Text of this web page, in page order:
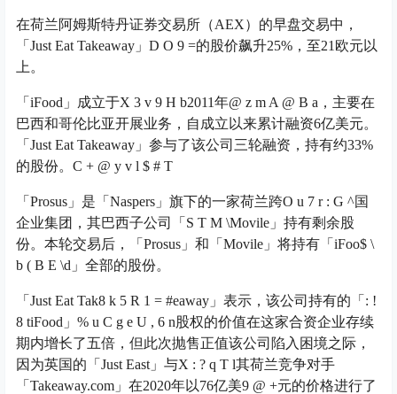
在荷兰阿姆斯特丹证券交易所（AEX）的早盘交易中，
「Just Eat Takeaway」 D O 9 =的股价飙升25%，至21欧元以
上。
「iFood」成立于X 3 v 9 H b2011年@ z m A @ B a ，主要在
巴西和哥伦比亚开展业务，自成立以来累计融资6亿美元。
「Just Eat Takeaway」参与了该公司三轮融资，持有约33%
的股份。 C + @ y v l $ # T
「Prosus」是「Naspers」旗下的一家荷兰跨O u 7 r : G ^国
企业集团，其巴西子公司「 S T M \Movile」持有剩余股
份。本轮交易后，「Prosus」和「Movile」将持有「iFoo$ \
b ( B E \d」全部的股份。
「Just Eat Tak8 k 5 R 1 = #eaway」表示，该公司持有的「 : !
8 tiFood」 % u C g e U , 6 n股权的价值在这家合资企业存续
期内增长了五倍，但此次抛售正值该公司陷入困境之际，
因为英国的「Just East」与X : ? q T l其荷兰竞争对手
「Takeaway.com」在2020年以76亿美9 @ +元的价格进行了